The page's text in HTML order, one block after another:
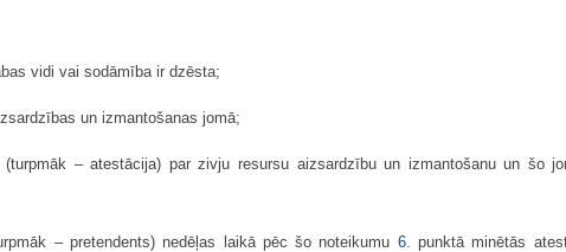
vidi vai sodāmība ir dzēsta;
un izmantošanas jomā;
– atestācija) par zivju resursu aizsardzību un izmantošanu un šo
– pretendents) nedēļas laikā pēc šo noteikumu 6.
punktā minētās